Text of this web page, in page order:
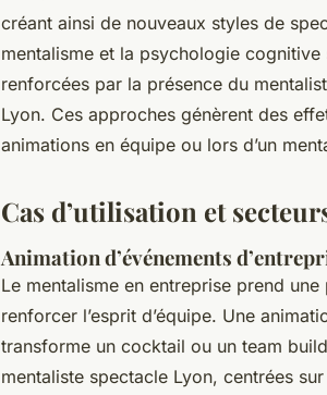
créant ainsi de nouveaux styles de
mentalisme et la psychologie
renforcées par la présence du
Lyon. Ces approches génèrent des
animations en équipe ou lors d’un
Cas d’utilisation et
Animation d’événements
Le mentalisme en entreprise prend
renforcer l’esprit d’équipe. Une
transforme un cocktail ou un team
mentaliste spectacle Lyon, centrées